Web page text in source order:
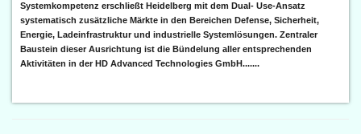
Systemkompetenz erschließt Heidelberg mit dem Dual- Use-Ansatz
systematisch zusätzliche Märkte in den Bereichen Defense, Sicherheit,
Energie, Ladeinfrastruktur und industrielle Systemlösungen. Zentraler
Baustein dieser Ausrichtung ist die Bündelung aller entsprechenden
Aktivitäten in der HD Advanced Technologies GmbH.......